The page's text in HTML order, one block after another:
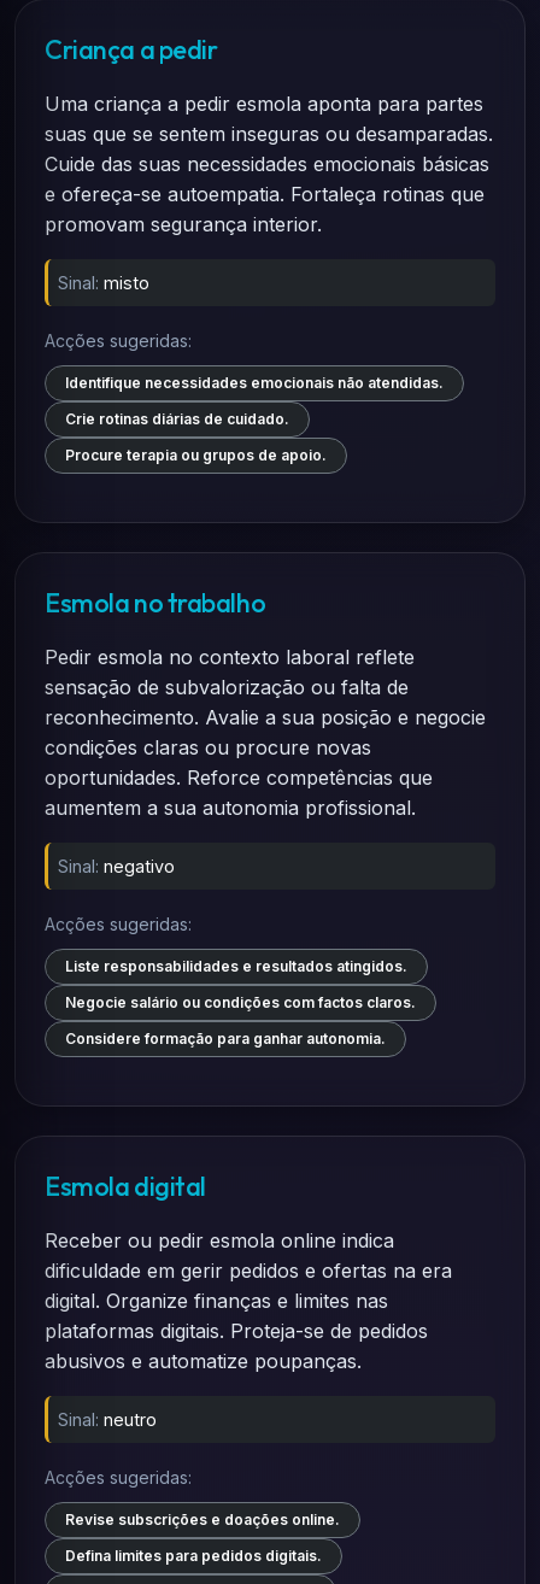
Criança a pedir
Uma criança a pedir esmola aponta para partes
suas que se sentem inseguras ou desamparadas.
Cuide das suas necessidades emocionais básicas
e ofereça-se autoempatia. Fortaleça rotinas que
promovam segurança interior.
Sinal: misto
Acções sugeridas:
Identifique necessidades emocionais não atendidas.
Crie rotinas diárias de cuidado.
Procure terapia ou grupos de apoio.
Esmola no trabalho
Pedir esmola no contexto laboral reflete
sensação de subvalorização ou falta de
reconhecimento. Avalie a sua posição e negocie
condições claras ou procure novas
oportunidades. Reforce competências que
aumentem a sua autonomia profissional.
Sinal: negativo
Acções sugeridas:
Liste responsabilidades e resultados atingidos.
Negocie salário ou condições com factos claros.
Considere formação para ganhar autonomia.
Esmola digital
Receber ou pedir esmola online indica
dificuldade em gerir pedidos e ofertas na era
digital. Organize finanças e limites nas
plataformas digitais. Proteja-se de pedidos
abusivos e automatize poupanças.
Sinal: neutro
Acções sugeridas:
Revise subscrições e doações online.
Defina limites para pedidos digitais.